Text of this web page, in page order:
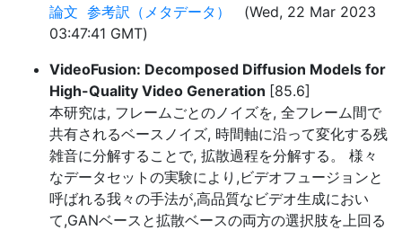
論文 参考訳（メタデータ）
(Wed, 22 Mar 2023
03:47:41 GMT)
VideoFusion: Decomposed Diffusion Models for
High-Quality Video Generation [85.6]
本研究は, フレームごとのノイズを, 全フレーム間で
共有されるベースノイズ, 時間軸に沿って変化する残
雑音に分解することで, 拡散過程を分解する。 様々
なデータセットの実験により,ビデオフュージョンと
呼ばれる我々の手法が,高品質なビデオ生成におい
て,GANベースと拡散ベースの両方の選択肢を上回る